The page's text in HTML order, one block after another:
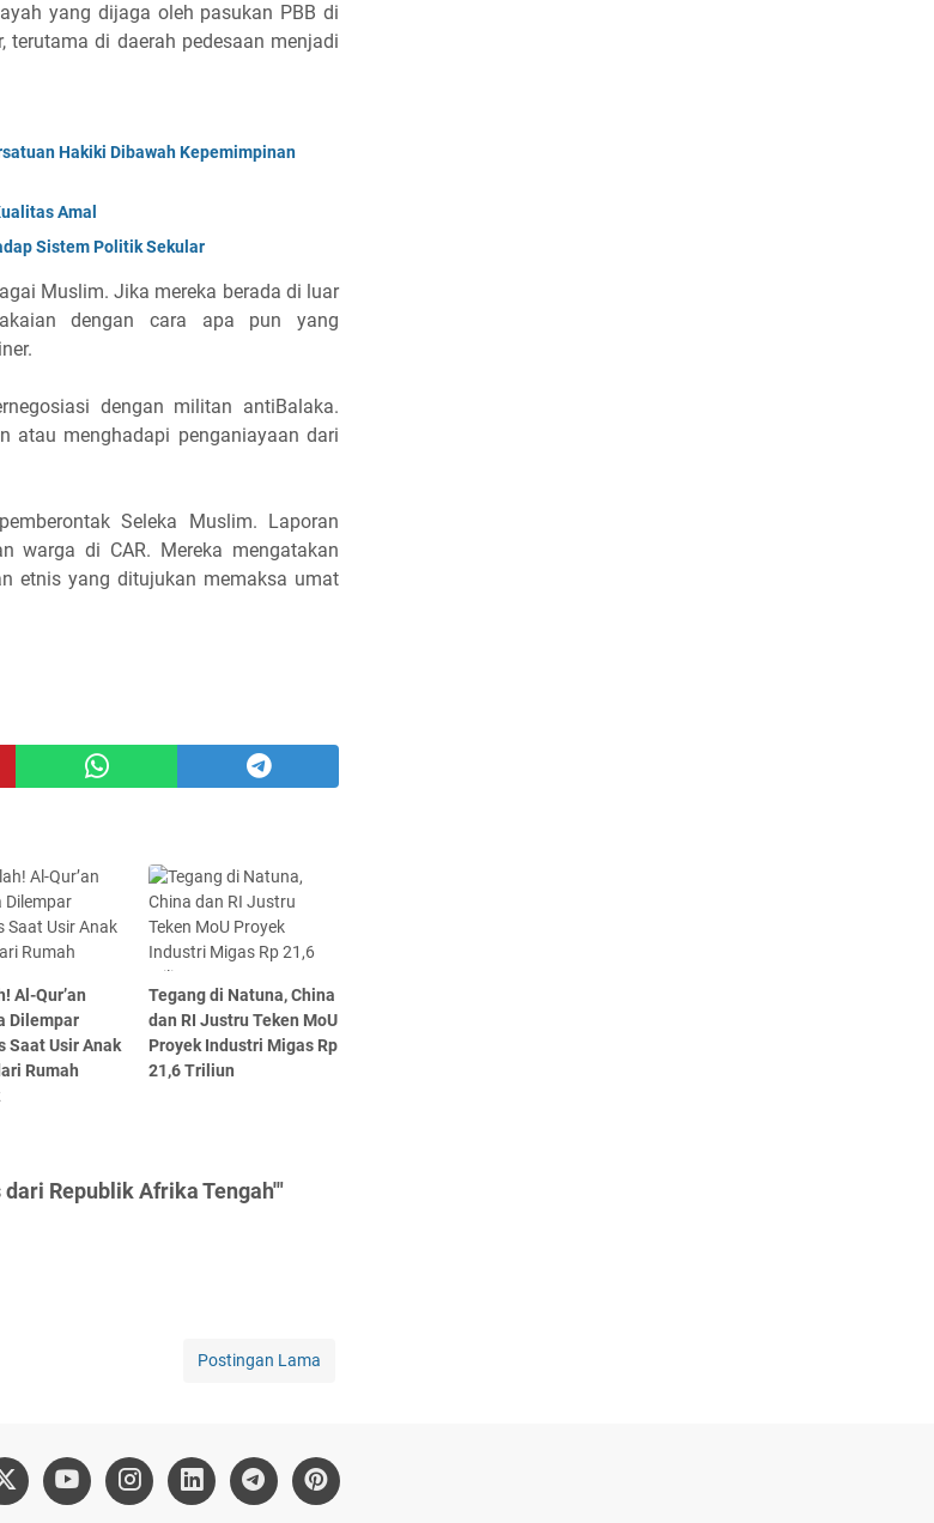
yang dijaga oleh pasukan PBB di
terutama di daerah pedesaan menjadi
Hakiki Dibawah Kepemimpinan
Amal
Sistem Politik Sekular
Muslim. Jika mereka berada di luar
dengan cara apa pun yang
dengan militan antiBalaka.
atau menghadapi penganiayaan dari
Seleka Muslim. Laporan
warga di CAR. Mereka mengatakan
etnis yang ditujukan memaksa umat
Al-Qur’an
Dilempar
Saat Usir Anak
Rumah
Tegang di Natuna, China
dan RI Justru Teken MoU
Proyek Industri Migas Rp
21,6 Triliun
Republik Afrika Tengah'"
Postingan Lama